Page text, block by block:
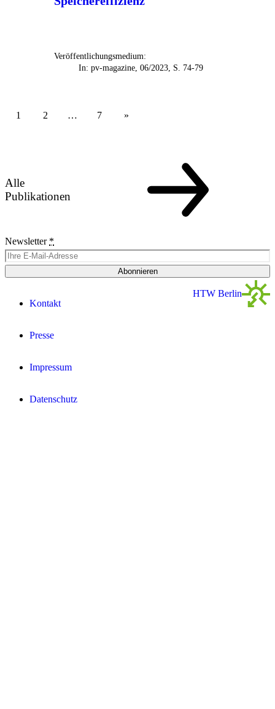
Veröffentlichungsmedium:
In: pv-magazine, 06/2023, S. 74-79
1 2 … 7
Alle
Publikationen
Newsletter *
Abonnieren
Kontakt
Presse
Impressum
Datenschutz­
HTW Berlin